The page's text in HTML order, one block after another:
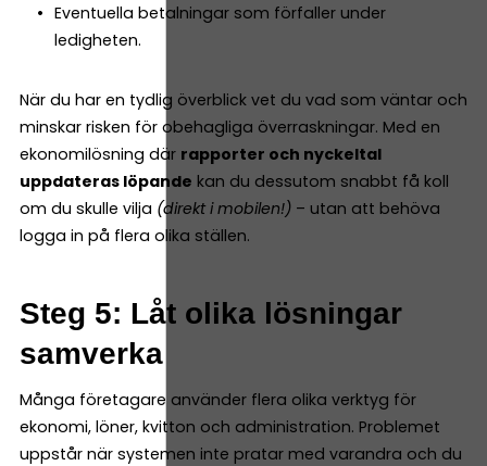
Eventuella betalningar som förfaller under
ledigheten.
När du har en tydlig överblick vet du vad som väntar och
minskar risken för obehagliga överraskningar. Med en
ekonomilösning där rapporter och nyckeltal
uppdateras löpande kan du dessutom snabbt få koll
om du skulle vilja (direkt i mobilen!) – utan att behöva
logga in på flera olika ställen.
Steg 5: Låt olika lösningar
samverka
Många företagare använder flera olika verktyg för
ekonomi, löner, kvitton och administration. Problemet
uppstår när systemen inte pratar med varandra och du